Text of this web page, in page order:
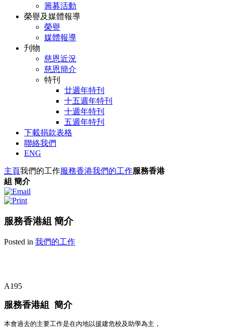
籌募活動
榮譽及媒體報導
榮譽
媒體報導
刋物
慈恩近況
慈恩簡介
特刊
廿週年特刊
十五週年特刊
十週年特刊
五週年特刋
下載捐款表格
聯絡我們
ENG
主頁我們的工作服務香港我們的工作服務香港
組 簡介
服務香港組 簡介
Posted in 我們的工作
A195
服務香港組 簡介
本會過去的主要工作是在內地以援建危校及助學為主，